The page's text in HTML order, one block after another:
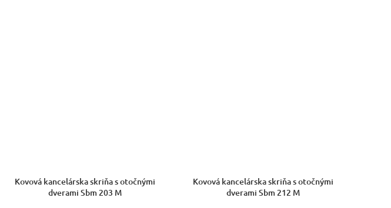
VÝBER MOŽNOSTÍ
Kovová kancelárska skriňa s otočnými
dverami Sbm 203 M
VÝBER MOŽNOSTÍ
Kovová kancelárska skriňa s otočnými
dverami Sbm 212 M